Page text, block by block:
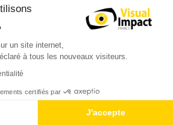
CEA G160 Tough
CFexpress Type A 160Go avec File Rescue
un site internet,
à tous les nouveaux visiteurs.
certifiés par
J'accepte